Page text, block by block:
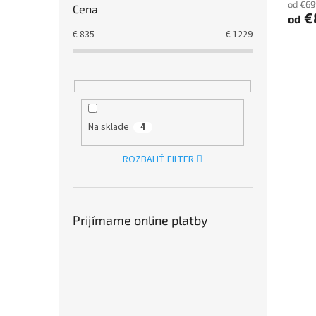
Cena
€835 €1229
Na sklade 4
ROZBALIŤ FILTER
Prijímame online platby
od
od